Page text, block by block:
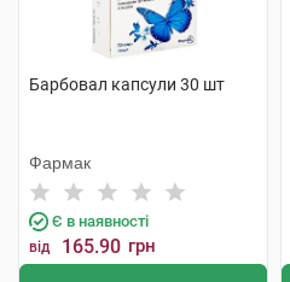
Барбовал капсули 30 шт
Фармак
Є в наявності
від 165.90 грн